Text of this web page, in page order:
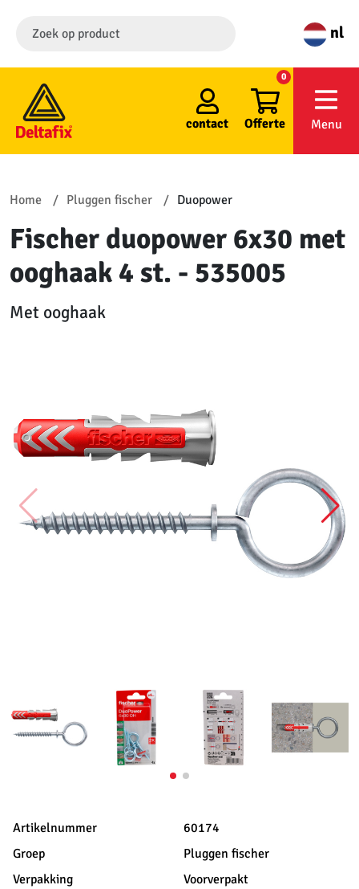
nl
contact Offerte
0
Menu
Home Pluggen fischer Duopower
Fischer duopower 6x30 met
ooghaak 4 st. - 535005
Met ooghaak
Artikelnummer
60174
Groep
Pluggen fischer
Verpakking
Voorverpakt